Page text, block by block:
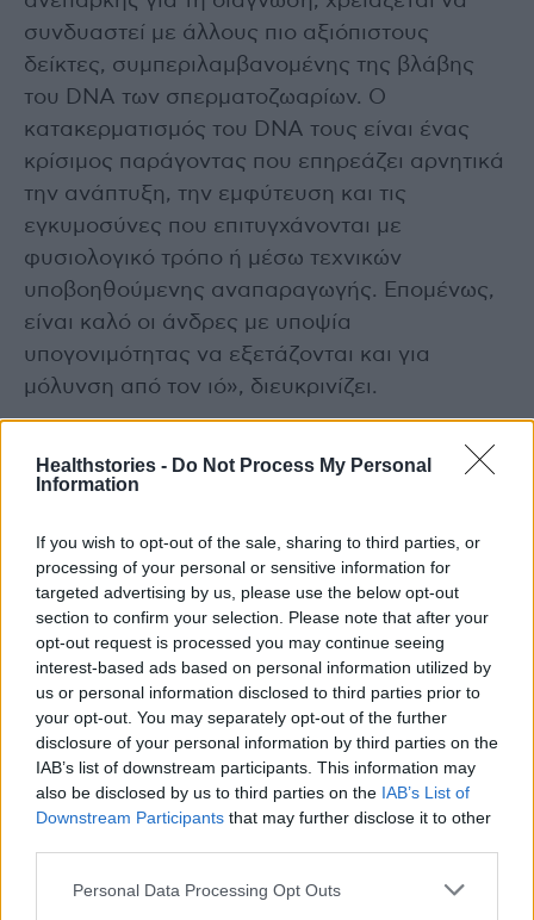
Healthstories - Do Not Process My Personal
Information
If you wish to opt-out of the sale, sharing to third parties, or
processing of your personal or sensitive information for
targeted advertising by us, please use the below opt-out
section to confirm your selection. Please note that after your
opt-out request is processed you may continue seeing
interest-based ads based on personal information utilized by
us or personal information disclosed to third parties prior to
your opt-out. You may separately opt-out of the further
disclosure of your personal information by third parties on the
IAB’s list of downstream participants. This information may
also be disclosed by us to third parties on the IAB’s List of
Downstream Participants that may further disclose it to other
Personal Data Processing Opt Outs
συνδυαστεί με άλλους πιο αξιόπιστους
δείκτες, συμπεριλαμβανομένης της βλάβης
του DNA των σπερματοζωαρίων. Ο
κατακερματισμός του DNA τους είναι ένας
κρίσιμος παράγοντας που επηρεάζει αρνητικά
την ανάπτυξη, την εμφύτευση και τις
εγκυμοσύνες που επιτυγχάνονται με
φυσιολογικό τρόπο ή μέσω τεχνικών
υποβοηθούμενης αναπαραγωγής. Επομένως,
είναι καλό οι άνδρες με υποψία
υπογονιμότητας να εξετάζονται και για
μόλυνση από τον ιό», διευκρινίζει.
«Η επιστημονική έρευνα έχει ακόμα δρόμο
μπροστά της μέχρι να διεξαχθούν ασφαλή
από HPV και ανδρικής υπογονιμότητας. Για την
πρόληψή της, τα στοιχεία αποδεικνύουν τη
σημασία του εμβολιασμού κατά του ιού, αλλά
ακόμα δεν είναι γνωστό εάν τα εμβόλια θα
μπορούσαν να προστατεύσουν άμεσα τη
γονιμότητα των ανδρών ή μόνο μέσω της
προστασίας έναντι των στελεχών στα οποία
στοχεύουν.
υπογόνιμους άνδρες με ενεργή λοίμωξη από